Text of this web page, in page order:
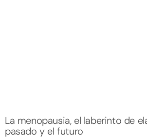
La menopausia, el laberinto de
pasado y el futuro